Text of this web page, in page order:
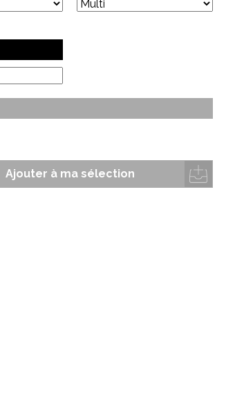
Ajouter à ma sélection